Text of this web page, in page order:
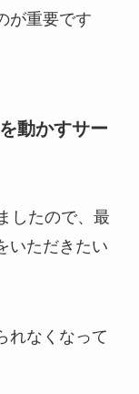
が重要です
動かすサー
したので、最
いただきたい
なくなって